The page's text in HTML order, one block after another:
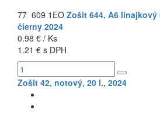
77 609 1EO Zošit 644, A6 linajkový
čierny 2024
0.98 € / Ks
1.21 € s DPH
Zošit 42, notový, 20 l., 2024